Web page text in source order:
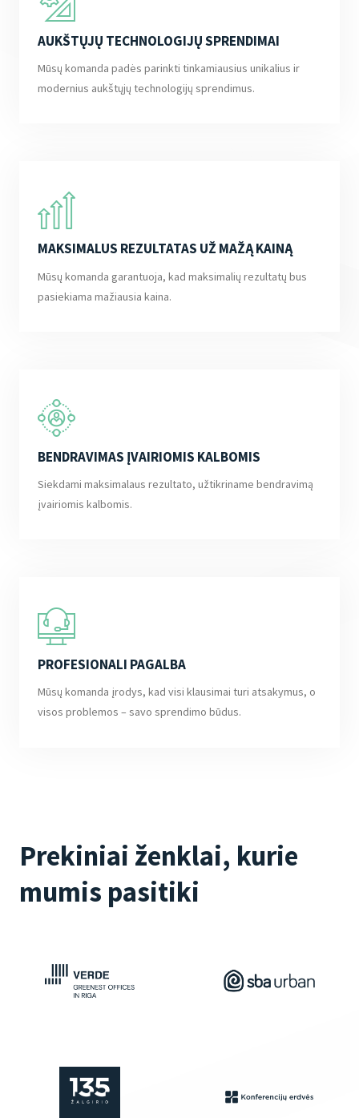
AUKŠTŲJŲ TECHNOLOGIJŲ SPRENDIMAI
Mūsų komanda padės parinkti tinkamiausius unikalius ir
modernius aukštųjų technologijų sprendimus.
MAKSIMALUS REZULTATAS UŽ MAŽĄ KAINĄ
Mūsų komanda garantuoja, kad maksimalių rezultatų bus
pasiekiama mažiausia kaina.
BENDRAVIMAS ĮVAIRIOMIS KALBOMIS
Siekdami maksimalaus rezultato, užtikriname bendravimą
įvairiomis kalbomis.
PROFESIONALI PAGALBA
Mūsų komanda įrodys, kad visi klausimai turi atsakymus, o
visos problemos – savo sprendimo būdus.
Prekiniai ženklai, kurie
mumis pasitiki